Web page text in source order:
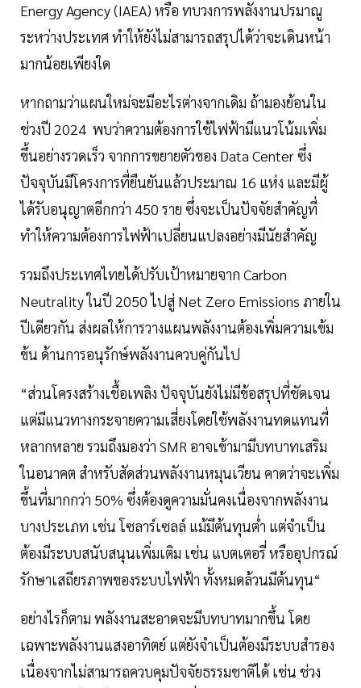
Energy Agency (IAEA) หรือ ทบวงการพลังงานปรมาณู
ระหว่างประเทศ ทำให้ยังไม่สามารถสรุปได้ว่าจะเดินหน้า
มากน้อยเพียงใด
หากถามว่าแผนใหม่จะมีอะไรต่างจากเดิม ถ้ามองย้อนใน
ช่วงปี 2024 พบว่าความต้องการใช้ไฟฟ้ามีแนวโน้มเพิ่ม
ขึ้นอย่างรวดเร็ว จากการขยายตัวของ Data Center ซึ่ง
ปัจจุบันมีโครงการที่ยืนยันแล้วประมาณ 16 แห่ง และมีผู้
ได้รับอนุญาตอีกกว่า 450 ราย ซึ่งจะเป็นปัจจัยสำคัญที่
ทำให้ความต้องการไฟฟ้าเปลี่ยนแปลงอย่างมีนัยสำคัญ
รวมถึงประเทศไทยได้ปรับเป้าหมายจาก Carbon
Neutrality ในปี 2050 ไปสู่ Net Zero Emissions ภายใน
ปีเดียวกัน ส่งผลให้การวางแผนพลังงานต้องเพิ่มความเข้ม
ข้น ด้านการอนุรักษ์พลังงานควบคู่กันไป
“ส่วนโครงสร้างเชื้อเพลิง ปัจจุบันยังไม่มีข้อสรุปที่ชัดเจน
แต่มีแนวทางกระจายความเสี่ยงโดยใช้พลังงานทดแทนที่
หลากหลาย รวมถึงมองว่า SMR อาจเข้ามามีบทบาทเสริม
ในอนาคต สำหรับสัดส่วนพลังงานหมุนเวียน คาดว่าจะเพิ่ม
ขึ้นที่มากกว่า 50% ซึ่งต้องดูความมั่นคงเนื่องจากพลังงาน
บางประเภท เช่น โซลาร์เซลล์ แม้มีต้นทุนต่ำ แต่จำเป็น
ต้องมีระบบสนับสนุนเพิ่มเติม เช่น แบตเตอรี่ หรืออุปกรณ์
รักษาเสถียรภาพของระบบไฟฟ้า ทั้งหมดล้วนมีต้นทุน“
อย่างไรก็ตาม พลังงานสะอาดจะมีบทบาทมากขึ้น โดย
เฉพาะพลังงานแสงอาทิตย์ แต่ยังจำเป็นต้องมีระบบสำรอง
เนื่องจากไม่สามารถควบคุมปัจจัยธรรมชาติได้ เช่น ช่วง